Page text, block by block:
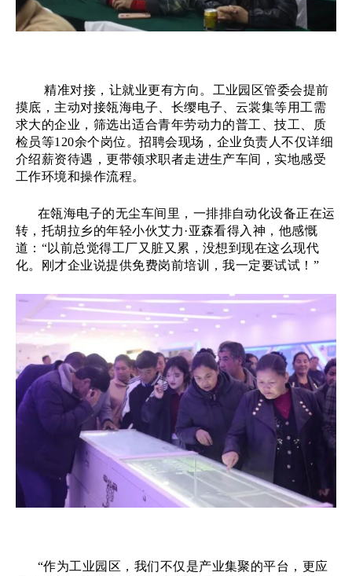
精准对接，让就业更有方向。工业园区管委会提前
摸底，主动对接瓴海电子、长缨电子、云裳集等用工需
求大的企业，筛选出适合青年劳动力的普工、技工、质
检员等120余个岗位。招聘会现场，企业负责人不仅详细
介绍薪资待遇，更带领求职者走进生产车间，实地感受
工作环境和操作流程。
在瓴海电子的无尘车间里，一排排自动化设备正在运
转，托胡拉乡的年轻小伙艾力·亚森看得入神，他感慨
道：“以前总觉得工厂又脏又累，没想到现在这么现代
化。刚才企业说提供免费岗前培训，我一定要试试！”
“作为工业园区，我们不仅是产业集聚的平台，更应